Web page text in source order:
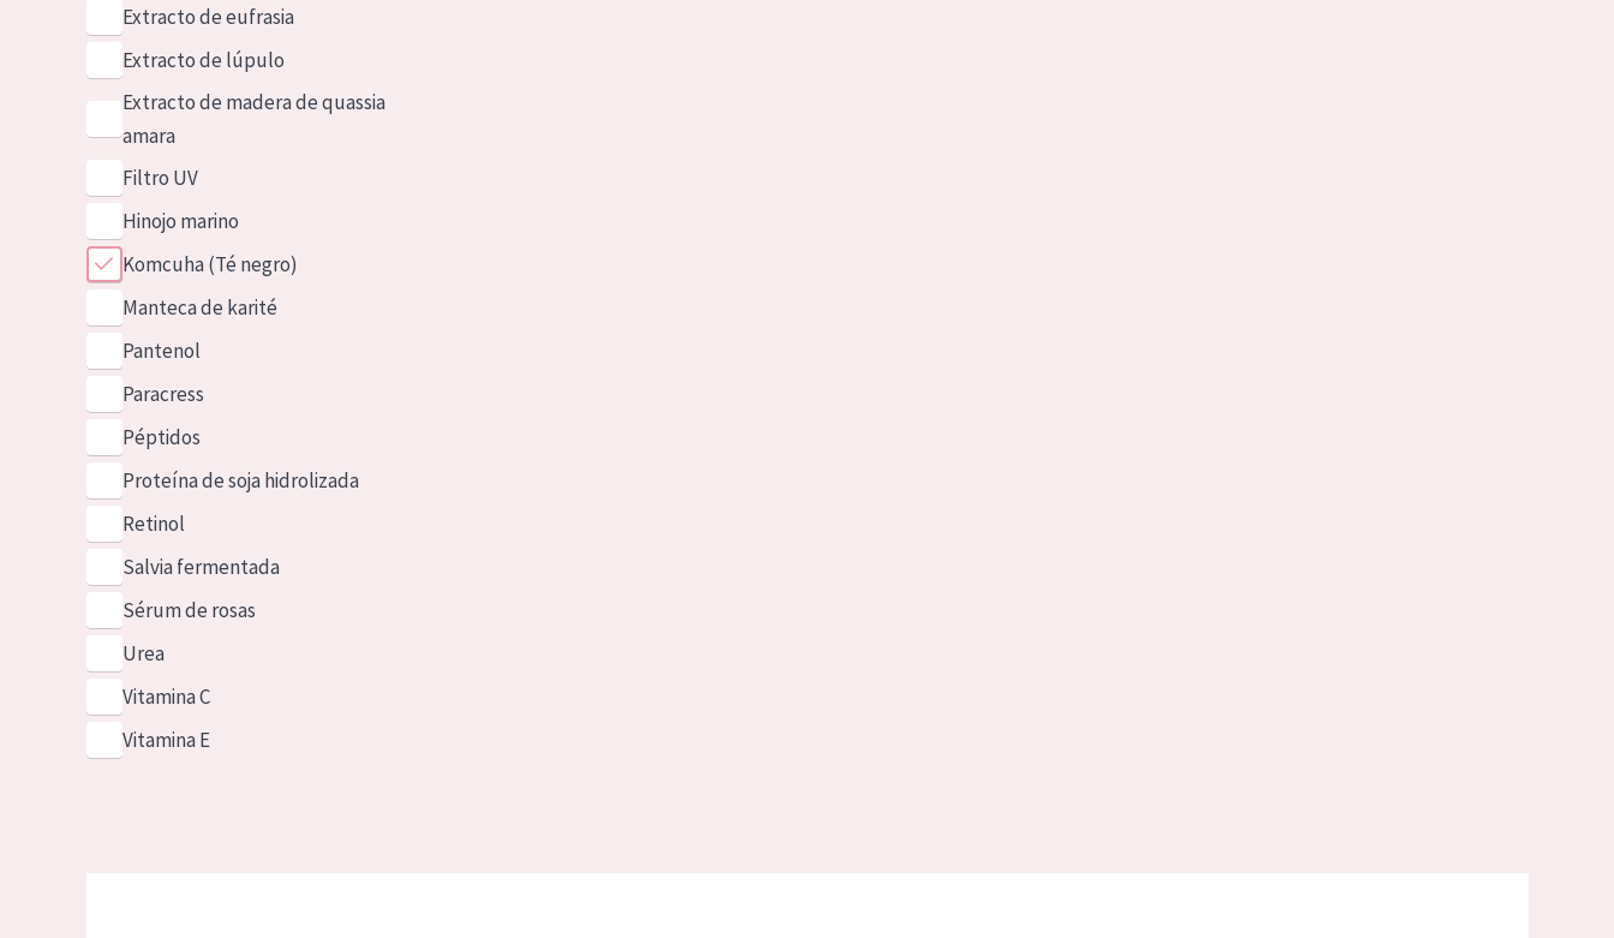
Extracto de eufrasia
Extracto de lúpulo
Extracto de madera de quassia
amara
Filtro UV
Hinojo marino
Komcuha (Té negro)
Manteca de karité
Pantenol
Paracress
Péptidos
Proteína de soja hidrolizada
Retinol
Salvia fermentada
Sérum de rosas
Urea
Vitamina C
Vitamina E